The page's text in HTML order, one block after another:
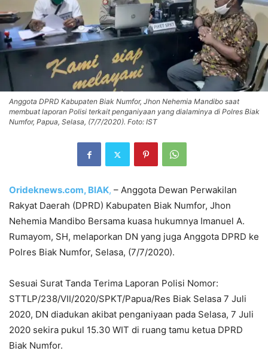
Anggota DPRD Kabupaten Biak Numfor, Jhon Nehemia Mandibo saat
membuat laporan Polisi terkait penganiyaan yang dialaminya di Polres Biak
Numfor, Papua, Selasa, (7/7/2020). Foto: IST
Orideknews.com, BIAK, – Anggota Dewan Perwakilan
Rakyat Daerah (DPRD) Kabupaten Biak Numfor, Jhon
Nehemia Mandibo Bersama kuasa hukumnya Imanuel A.
Rumayom, SH, melaporkan DN yang juga Anggota DPRD ke
Polres Biak Numfor, Selasa, (7/7/2020).
Sesuai Surat Tanda Terima Laporan Polisi Nomor:
STTLP/238/VII/2020/SPKT/Papua/Res Biak Selasa 7 Juli
2020, DN diadukan akibat penganiyaan pada Selasa, 7 Juli
2020 sekira pukul 15.30 WIT di ruang tamu ketua DPRD
Biak Numfor.